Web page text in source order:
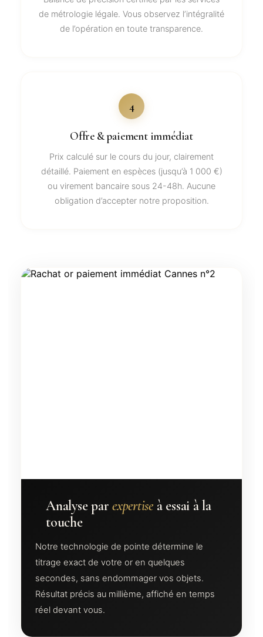
de métrologie légale. Vous observez l’intégralité
de l’opération en toute transparence.
4
Offre & paiement immédiat
Prix calculé sur le cours du jour, clairement
détaillé. Paiement en espèces (jusqu’à 1 000 €)
ou virement bancaire sous 24-48h. Aucune
obligation d’accepter notre proposition.
Analyse parexpertiseà essai à la
touche
Notre technologie de pointe détermine le
titrage exact de votre or en quelques
secondes, sans endommager vos objets.
Résultat précis au millième, affiché en temps
réel devant vous.